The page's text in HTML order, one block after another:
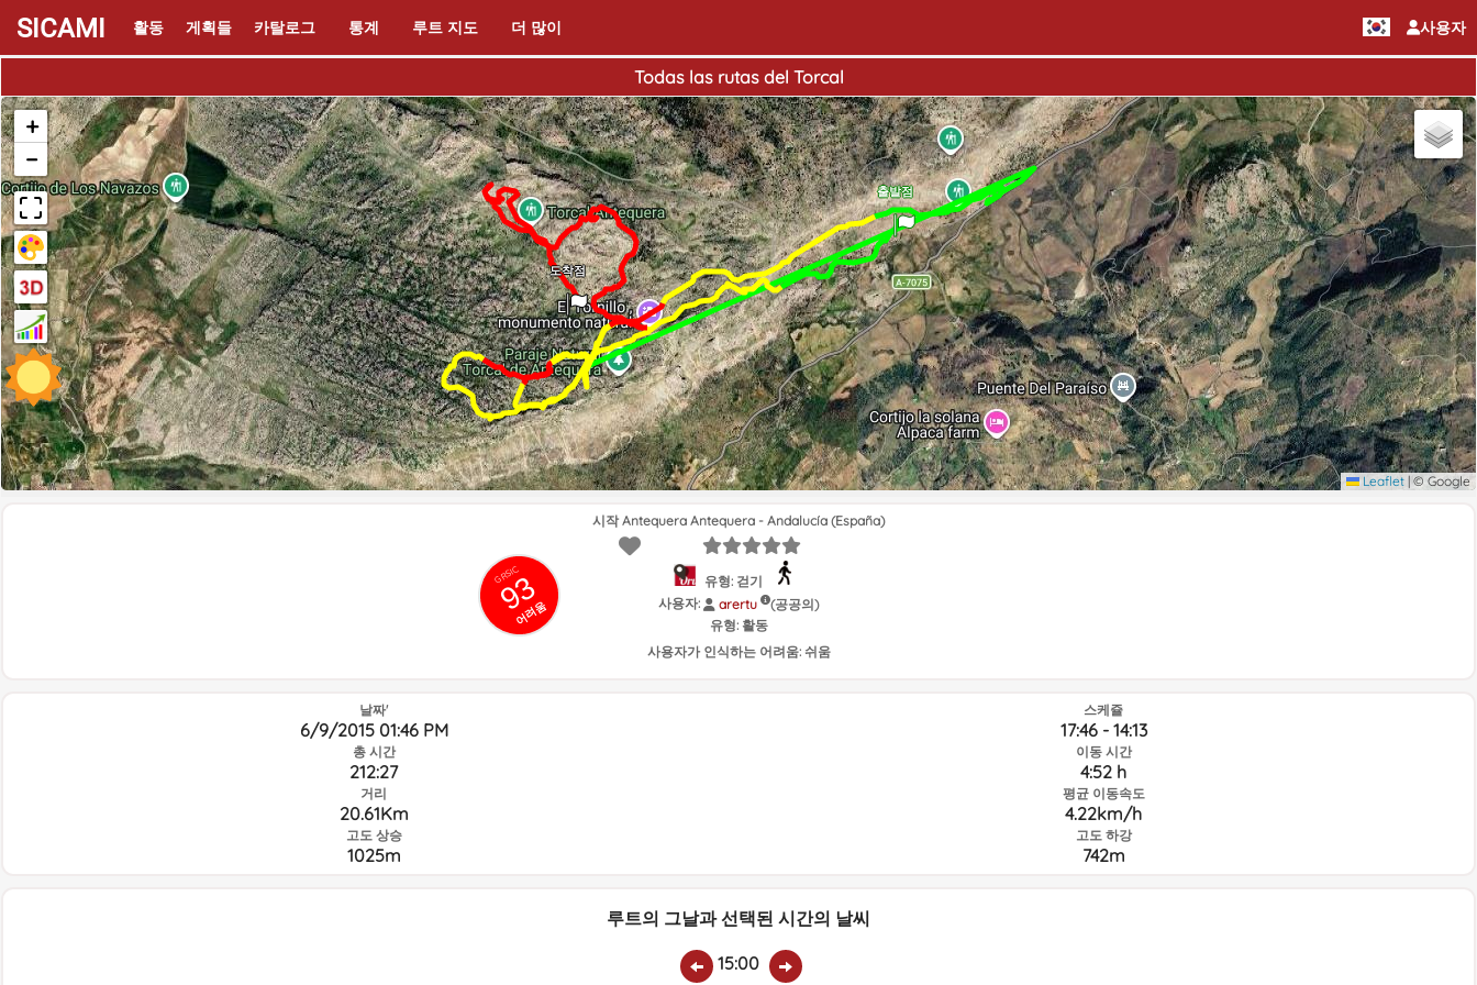
사용자
SICAMI 활동 게획들 카탈로그 통계 루트 지도 더 많이
Todas las rutas del Torcal
출발점
도착점
+
−
Leaflet | © Google
GRSIC
93
어려움
시작 Antequera Antequera - Andalucía (España)
유형: 걷기
사용자:
arertu
(공공의)
유형: 활동
사용자가 인식하는 어려움: 쉬움
날짜'
6/9/2015 01:46 PM
총 시간
212:27
거리
20.61Km
고도 상승
1025m
스케쥴
17:46 - 14:13
이동 시간
4:52 h
평균 이동속도
4.22km/h
고도 하강
742m
루트의 그날과 선택된 시간의 날씨
15:00